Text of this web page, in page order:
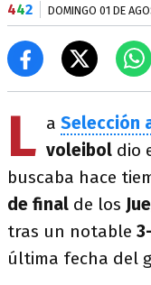
442 DOMINGO 01 DE
L a Selección
voleibol dio
buscaba hace
de final de los
tras un notable
última fecha del